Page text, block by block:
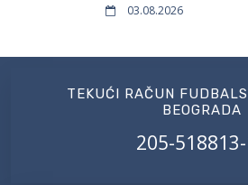
03.08.2026
TEKUĆI RAČUN
BEOGRADA
205-